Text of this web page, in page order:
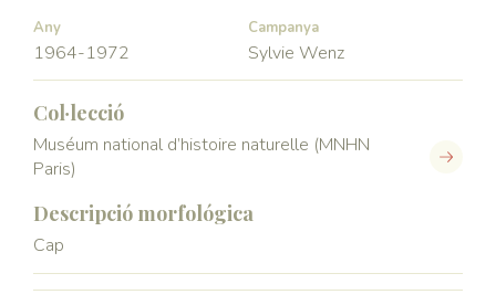
Any
1964-1972
Campanya
Sylvie Wenz
Col·lecció
Muséum national d’histoire naturelle (MNHN
Paris)
Descripció morfológica
Cap